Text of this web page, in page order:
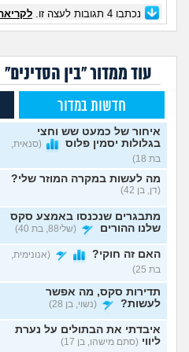
נכתבו 4 תגובות לעצה זו.
עוד ממדור "בין הסדינים"
חדשות במדור
איחור של כמעט שש וחצי
בגלולות יסמין פלוס
(סנאית,
בת 18)
מה לעשות במקרה המוזר שלי?
(דן, בן 42)
מתבגרים שנכנסו באמצע סקס
שלנו ההורים
(שלי88, בת 40)
האם זה חוקי?
(אנונימית,
בת 25)
תדירות סקס, מה אפשר
לעשות?
(נשוי, בן 28)
איבדתי את הבתולים על נערת
ליווי (סתם מישהו, בן 17)